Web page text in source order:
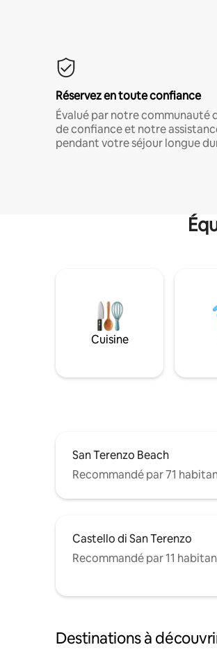
Réservez en toute confiance
Évalué par notre communauté
de confiance et notre
pendant votre séjour longue
Cuisine
San Terenzo Beach
Recommandé par 71
Castello di San Terenzo
Recommandé par 11
Destinations à